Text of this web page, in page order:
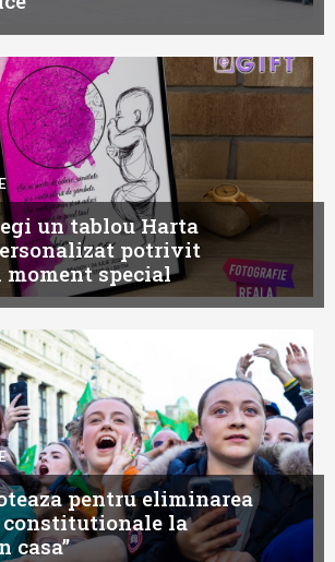
un tablou Harta
potrivit
moment special
pentru eliminarea
la
casa”